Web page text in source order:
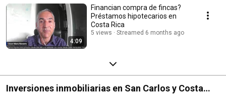
4:09
Financian compra de fincas?
Préstamos hipotecarios en
Costa Rica
5 views Streamed 6 months ago
Inversiones inmobiliarias en San Carlos y Costa